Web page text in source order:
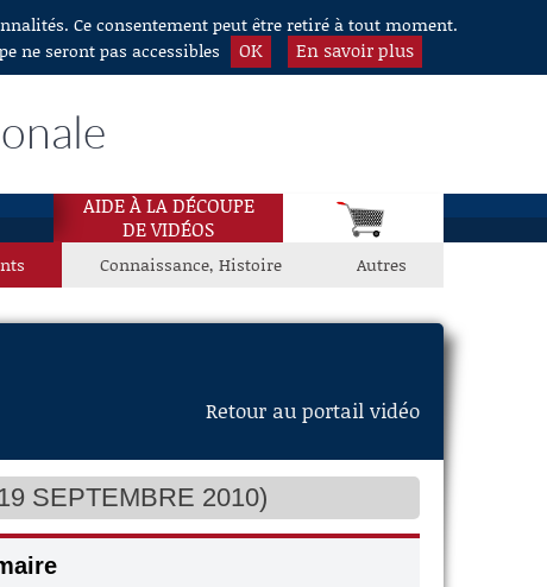
Ce consentement peut être retiré à tout moment.
ne seront pas accessibles
OK En savoir plus
AIDE À LA DÉCOUPE
DE VIDÉOS
Connaissance, Histoire Autres
Retour au portail vidéo
SEPTEMBRE 2010)